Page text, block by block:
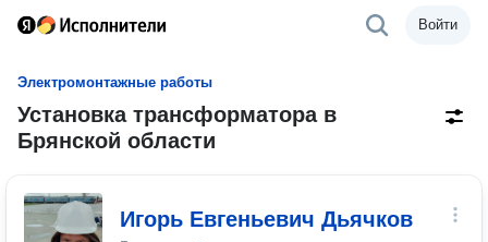
Войти
Электромонтажные работы
Установка трансформатора в
Брянской области
Игорь Евгеньевич Дьячков